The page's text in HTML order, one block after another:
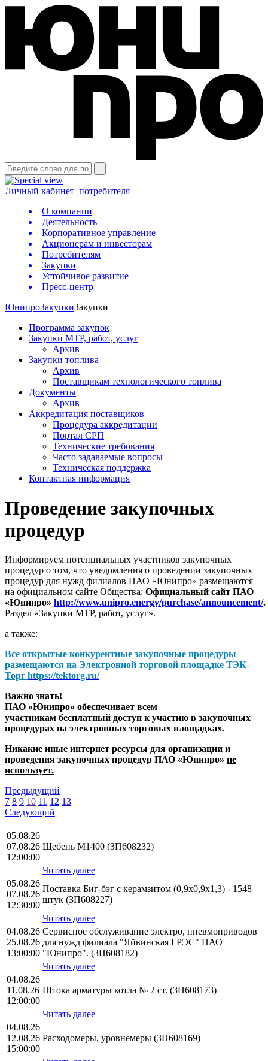
Личный кабинет потребителя
О компании
Деятельность
Корпоративное управление
Акционерам и инвесторам
Потребителям
Закупки
Устойчивое развитие
Пресс-центр
ЮнипроЗакупкиЗакупки
Программа закупок
Закупки МТР, работ, услуг
Архив
Закупки топлива
Архив
Поставщикам технологического топлива
Документы
Архив
Аккредитация поставщиков
Процедура аккредитации
Портал СРП
Технические требования
Часто задаваемые вопросы
Техническая поддержка
Контактная информация
Проведение закупочных
процедур
Информируем потенциальных участников закупочных
процедур о том, что уведомления о проведении закупочных
процедур для нужд филиалов ПАО «Юнипро» размещаются
на официальном сайте Общества: Официальный сайт ПАО
«Юнипро» http://www.unipro.energy/purchase/announcement/.
Раздел «Закупки МТР, работ, услуг».
а также:
Все открытые конкурентные закупочные процедуры
размещаются на Электронной торговой площадке ТЭК-
Торг https://tektorg.ru/
Важно знать!
ПАО «Юнипро» обеспечивает всем
участникам бесплатный доступ к участию в закупочных
процедурах на электронных торговых площадках.
Никакие иные интернет ресурсы для организации и
проведения закупочных процедур ПАО «Юнипро» не
использует.
Предыдущий
7 8 9 10 11 12 13
Следующий
05.08.26
07.08.26
12:00:00
Щебень М1400 (ЗП608232)
Читать далее
05.08.26
07.08.26
12:30:00
Поставка Биг-бэг с керамзитом (0,9х0,9х1,3) - 1548
штук (ЗП608227)
Читать далее
04.08.26
25.08.26
13:00:00
Сервисное обслуживание электро, пневмоприводов
для нужд филиала "Яйвинская ГРЭС" ПАО
"Юнипро". (ЗП608182)
Читать далее
04.08.26
11.08.26
12:00:00
Штока арматуры котла № 2 ст. (ЗП608173)
Читать далее
04.08.26
12.08.26
15:00:00
Расходомеры, уровнемеры (ЗП608169)